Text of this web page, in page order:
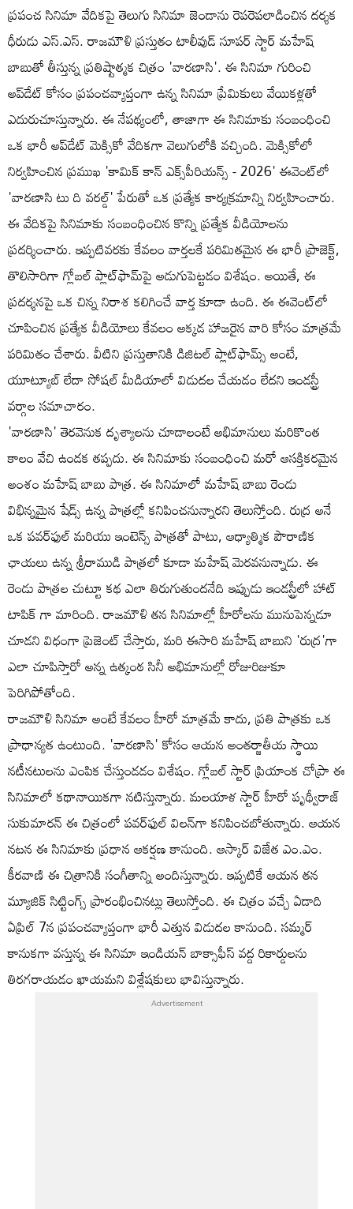
ప్రపంచ సినిమా వేదికపై తెలుగు సినిమా జెండాను రెపరెపలాడించిన దర్శక
ధీరుడు ఎస్.ఎస్. రాజమౌళి ప్రస్తుతం టాలీవుడ్ సూపర్ స్టార్ మహేష్
బాబుతో తీస్తున్న ప్రతిష్టాత్మక చిత్రం 'వారణాసి'. ఈ సినిమా గురించి
అప్‌డేట్ కోసం ప్రపంచవ్యాప్తంగా ఉన్న సినిమా ప్రేమికులు వేయికళ్లతో
ఎదురుచూస్తున్నారు. ఈ నేపథ్యంలో, తాజాగా ఈ సినిమాకు సంబంధించి
ఒక భారీ అప్‌డేట్ మెక్సికో వేదికగా వెలుగులోకి వచ్చింది. మెక్సికోలో
నిర్వహించిన ప్రముఖ 'కామిక్ కాన్ ఎక్స్‌పీరియన్స్ - 2026' ఈవెంట్‌లో
'వారణాసి టు ది వరల్డ్' పేరుతో ఒక ప్రత్యేక కార్యక్రమాన్ని నిర్వహించారు.
ఈ వేదికపై సినిమాకు సంబంధించిన కొన్ని ప్రత్యేక వీడియోలను
ప్రదర్శించారు. ఇప్పటివరకు కేవలం వార్తలకే పరిమితమైన ఈ భారీ ప్రాజెక్ట్,
తొలిసారిగా గ్లోబల్ ప్లాట్‌ఫామ్‌పై అడుగుపెట్టడం విశేషం. అయితే, ఈ
ప్రదర్శనపై ఒక చిన్న నిరాశ కలిగించే వార్త కూడా ఉంది. ఈ ఈవెంట్‌లో
చూపించిన ప్రత్యేక వీడియోలు కేవలం అక్కడ హాజరైన వారి కోసం మాత్రమే
పరిమితం చేశారు. వీటిని ప్రస్తుతానికి డిజిటల్ ప్లాట్‌ఫామ్స్ అంటే,
యూట్యూబ్ లేదా సోషల్ మీడియాలో విడుదల చేయడం లేదని ఇండస్ట్రీ
వర్గాల సమాచారం.
'వారణాసి' తెరవెనుక దృశ్యాలను చూడాలంటే అభిమానులు మరికొంత
కాలం వేచి ఉండక తప్పదు. ఈ సినిమాకు సంబంధించి మరో ఆసక్తికరమైన
అంశం మహేష్ బాబు పాత్ర. ఈ సినిమాలో మహేష్ బాబు రెండు
విభిన్నమైన షేడ్స్ ఉన్న పాత్రల్లో కనిపించనున్నారని తెలుస్తోంది. రుద్ర అనే
ఒక పవర్‌ఫుల్ మరియు ఇంటెన్స్ పాత్రతో పాటు, ఆధ్యాత్మిక పౌరాణిక
ఛాయలు ఉన్న శ్రీరాముడి పాత్రలో కూడా మహేష్ మెరవనున్నాడు. ఈ
రెండు పాత్రల చుట్టూ కథ ఎలా తిరుగుతుందనేది ఇప్పుడు ఇండస్ట్రీలో హాట్
టాపిక్ గా మారింది. రాజమౌళి తన సినిమాల్లో హీరోలను మునుపెన్నడూ
చూడని విధంగా ప్రెజెంట్ చేస్తారు, మరి ఈసారి మహేష్ బాబుని 'రుద్ర'గా
ఎలా చూపిస్తారో అన్న ఉత్కంఠ సినీ అభిమానుల్లో రోజురిజుకూ
పెరిగిపోతోంది.
రాజమౌళి సినిమా అంటే కేవలం హీరో మాత్రమే కాదు, ప్రతి పాత్రకు ఒక
ప్రాధాన్యత ఉంటుంది. 'వారణాసి' కోసం ఆయన అంతర్జాతీయ స్థాయి
నటీనటులను ఎంపిక చేస్తుండడం విశేషం. గ్లోబల్ స్టార్ ప్రియాంక చోప్రా ఈ
సినిమాలో కథానాయికగా నటిస్తున్నారు. మలయాళ స్టార్ హీరో పృథ్వీరాజ్
సుకుమారన్ ఈ చిత్రంలో పవర్‌ఫుల్ విలన్‌గా కనిపించబోతున్నారు. ఆయన
నటన ఈ సినిమాకు ప్రధాన ఆకర్షణ కానుంది. ఆస్కార్ విజేత ఎం.ఎం.
కీరవాణి ఈ చిత్రానికి సంగీతాన్ని అందిస్తున్నారు. ఇప్పటికే ఆయన తన
మ్యూజిక్ సిట్టింగ్స్ ప్రారంభించినట్లు తెలుస్తోంది. ఈ చిత్రం వచ్చే ఏడాది
ఏప్రిల్ 7న ప్రపంచవ్యాప్తంగా భారీ ఎత్తున విడుదల కానుంది. సమ్మర్
కానుకగా వస్తున్న ఈ సినిమా ఇండియన్ బాక్సాఫీస్ వద్ద రికార్డులను
తిరగరాయడం ఖాయమని విశ్లేషకులు భావిస్తున్నారు.